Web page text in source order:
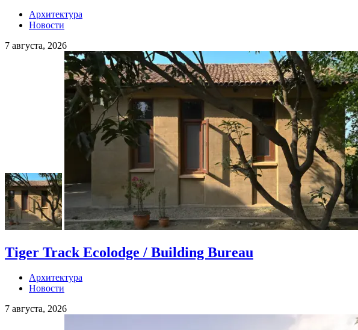
Архитектура
Новости
7 августа, 2026
Tiger Track Ecolodge / Building Bureau
Архитектура
Новости
7 августа, 2026